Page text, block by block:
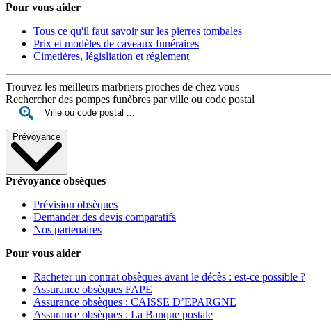
Pour vous aider
Tous ce qu'il faut savoir sur les pierres tombales
Prix et modèles de caveaux funéraires
Cimetières, législiation et réglement
Trouvez les meilleurs marbriers proches de chez vous
Rechercher des pompes funèbres par ville ou code postal
Prévoyance
Prévoyance obsèques
Prévision obsèques
Demander des devis comparatifs
Nos partenaires
Pour vous aider
Racheter un contrat obsèques avant le décès : est-ce possible ?
Assurance obsèques FAPE
Assurance obsèques : CAISSE D’EPARGNE
Assurance obsèques : La Banque postale